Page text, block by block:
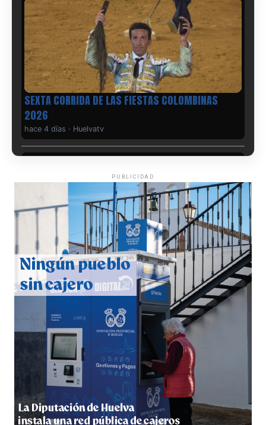
6º DÍA DE LAS FIESTAS COLOMBINAS 2026
hace 4 días
QUINTA CORRIDA DE LAS FIESTAS COLOMBINAS
2026
hace 5 días·Huelvatv
5º DÍA DE LAS FIESTAS COLOMBINAS 2026
hace 5 días·Huelvatv
PUBLICIDAD